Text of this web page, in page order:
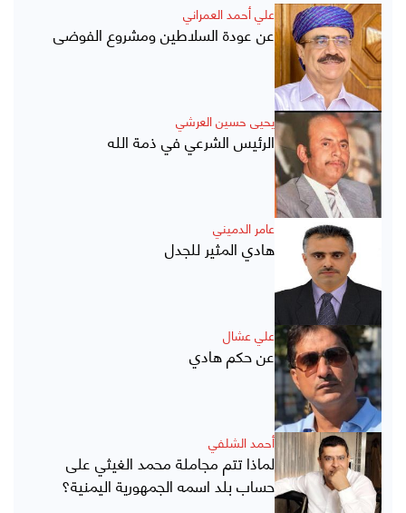
علي أحمد العمراني
عن عودة السلاطين ومشروع الفوضى
يحيى حسين العرشي
الرئيس الشرعي في ذمة الله
عامر الدميني
هادي المثير للجدل
علي عشال
عن حكم هادي
أحمد الشلفي
لماذا تتم مجاملة محمد الغيثي على
حساب بلد اسمه الجمهورية اليمنية؟